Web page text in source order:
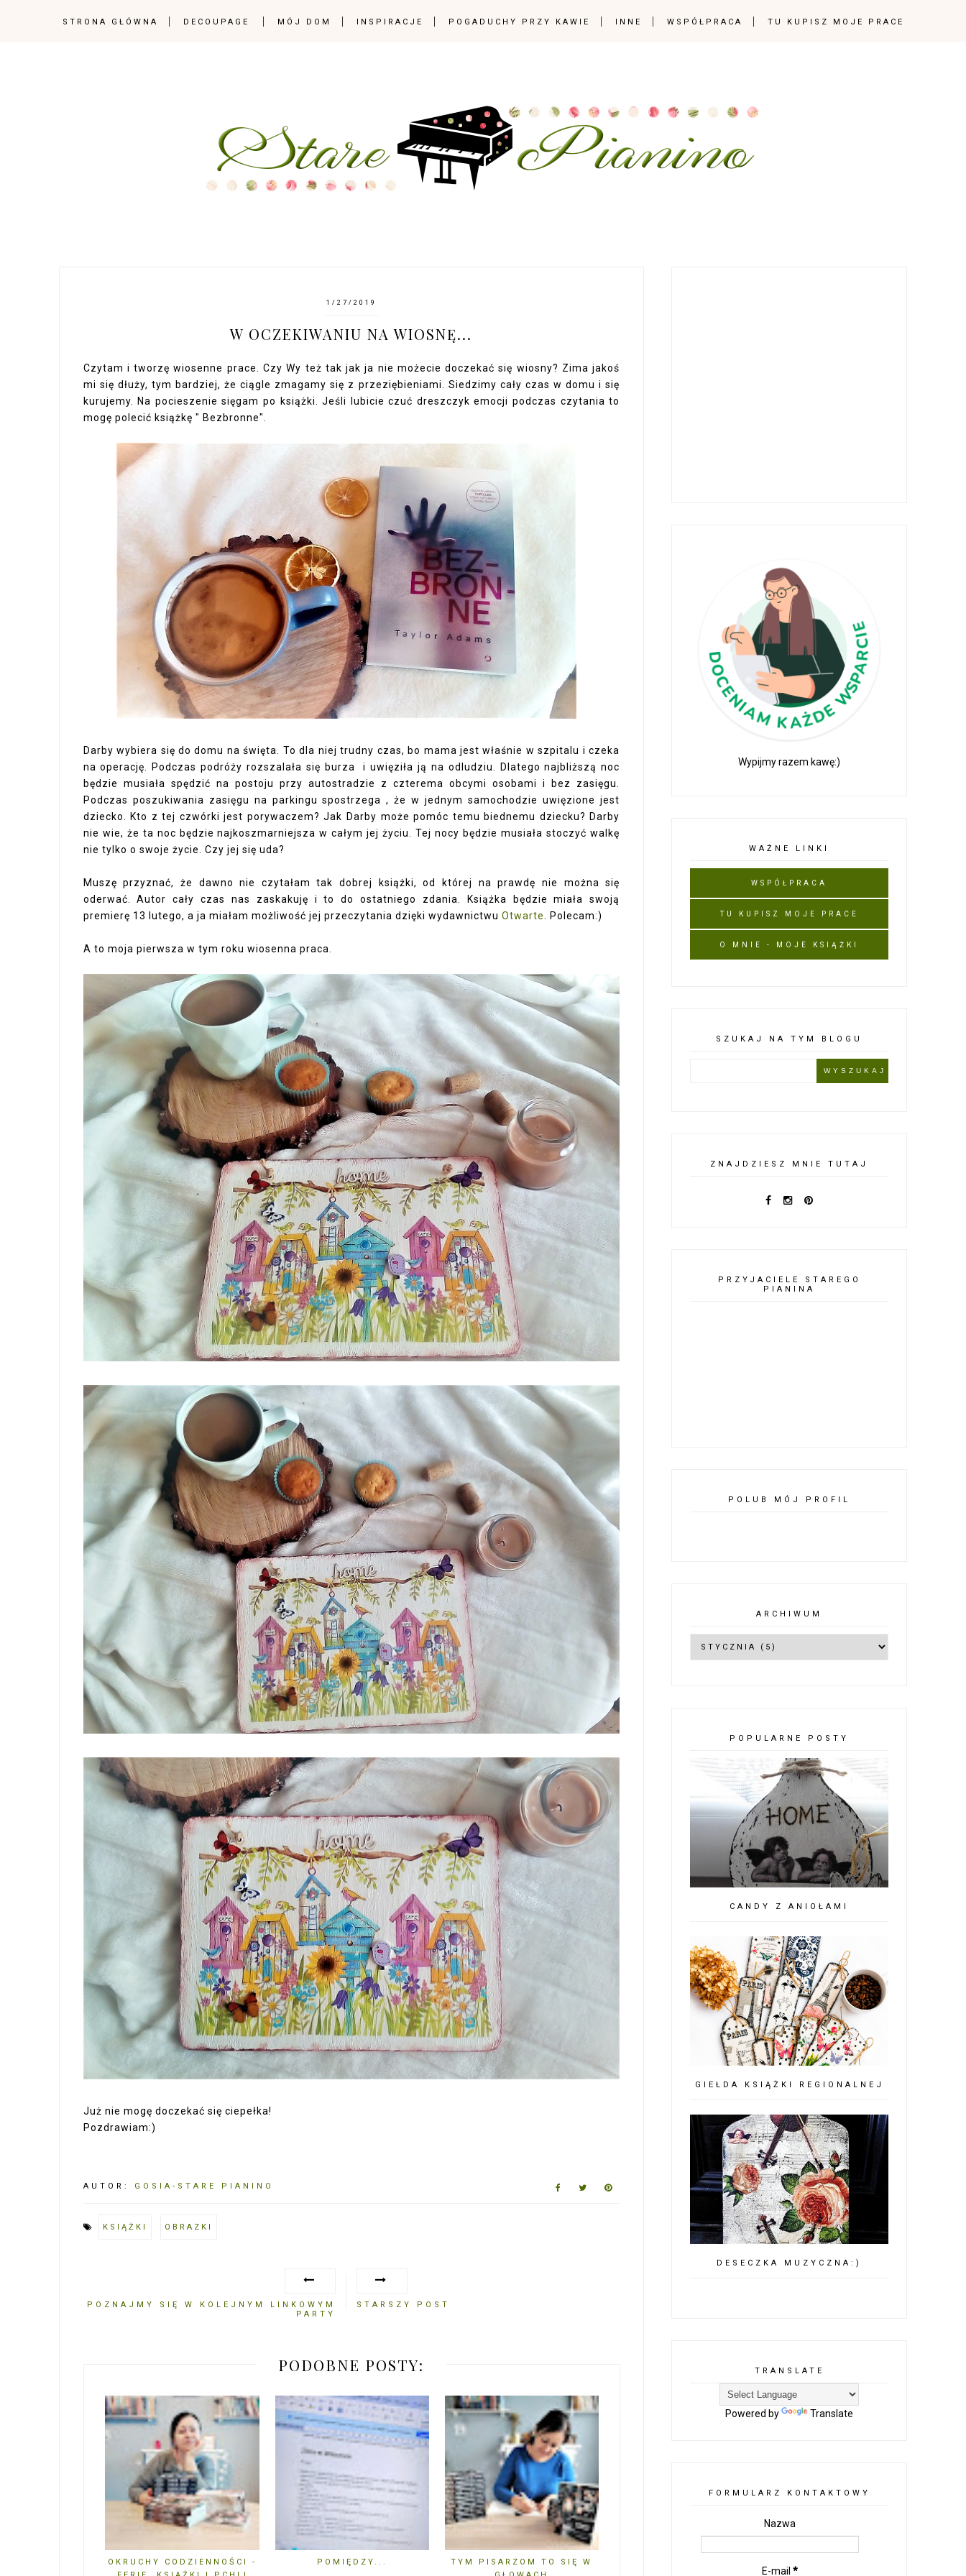
STRONA GŁÓWNA DECOUPAGE MÓJ DOM INSPIRACJE POGADUCHY PRZY KAWIE INNE WSPÓŁPRACA TU KUPISZ MOJE PRACE
1/27/2019
W OCZEKIWANIU NA WIOSNĘ...
Czytam i tworzę wiosenne prace. Czy Wy też tak jak ja nie możecie doczekać się wiosny? Zima jakoś
mi się dłuży, tym bardziej, że ciągle zmagamy się z przeziębieniami. Siedzimy cały czas w domu i się
kurujemy. Na pocieszenie sięgam po książki. Jeśli lubicie czuć dreszczyk emocji podczas czytania to
mogę polecić książkę " Bezbronne".
Darby wybiera się do domu na święta. To dla niej trudny czas, bo mama jest właśnie w szpitalu i czeka
na operację. Podczas podróży rozszalała się burza i uwięziła ją na odludziu. Dlatego najbliższą noc
będzie musiała spędzić na postoju przy autostradzie z czterema obcymi osobami i bez zasięgu.
Podczas poszukiwania zasięgu na parkingu spostrzega , że w jednym samochodzie uwięzione jest
dziecko. Kto z tej czwórki jest porywaczem? Jak Darby może pomóc temu biednemu dziecku? Darby
nie wie, że ta noc będzie najkoszmarniejsza w całym jej życiu. Tej nocy będzie musiała stoczyć walkę
nie tylko o swoje życie. Czy jej się uda?
Muszę przyznać, że dawno nie czytałam tak dobrej książki, od której na prawdę nie można się
oderwać. Autor cały czas nas zaskakuję i to do ostatniego zdania. Książka będzie miała swoją
premierę 13 lutego, a ja miałam możliwość jej przeczytania dzięki wydawnictwu Otwarte . Polecam:)
A to moja pierwsza w tym roku wiosenna praca.
Już nie mogę doczekać się ciepełka!
Pozdrawiam:)
AUTOR: GOSIA-STARE PIANINO
KSIĄŻKI OBRAZKI
POZNAJMY SIĘ W KOLEJNYM LINKOWYM
PARTY
STARSZY POST
PODOBNE POSTY:
OKRUCHY CODZIENNOŚCI -
POMIĘDZY...
TYM PISARZOM TO SIĘ W
Wypijmy razem kawę:)
WAŻNE LINKI
WSPÓŁPRACA
TU KUPISZ MOJE PRACE
O MNIE - MOJE KSIĄŻKI
SZUKAJ NA TYM BLOGU
ZNAJDZIESZ MNIE TUTAJ
PRZYJACIELE STAREGO
PIANINA
POLUB MÓJ PROFIL
ARCHIWUM
POPULARNE POSTY
CANDY Z ANIOŁAMI
GIEŁDA KSIĄŻKI REGIONALNEJ
DESECZKA MUZYCZNA:)
TRANSLATE
Powered by Translate
FORMULARZ KONTAKTOWY
Nazwa
E-mail *